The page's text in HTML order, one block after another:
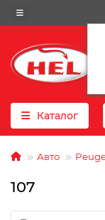
Каталог
Авто
107